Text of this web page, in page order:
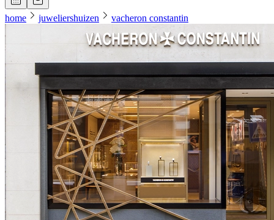
home juweliershuizen vacheron constantin